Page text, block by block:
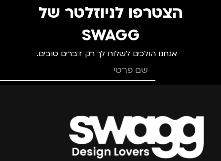
גברים
הצטרפו לניוזלטר של
SWAGG
אנחנו הולכים לשלוח לך רק דברים טובים.
צרפו אותי למועדון